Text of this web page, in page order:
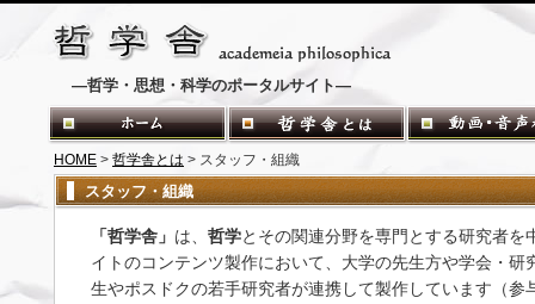
―哲学・思想・科学のポータルサイト―
HOME > 哲学舎とは > スタッフ・組織
スタッフ・組織
「哲学舎」 は、 哲学とその関連分野を専門とする研究者
イトのコンテンツ製作において、大学の先生方や学会・
生やポスドクの若手研究者が連携して製作しています（参